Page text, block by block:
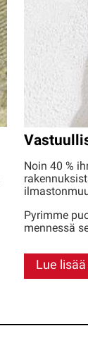
Noin 40 %
Pyrimme
mennessä
Lue